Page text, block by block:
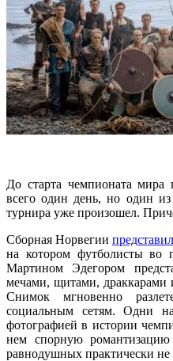
До старта чемпионата мира
всего один день, но один
турнира уже произошел.
Сборная Норвегии
на котором футболисты во
Мартином Эдегором
мечами, щитами, драккарами
Снимок мгновенно
социальным сетям. Одни
фотографией в истории
нем спорную
равнодушных практически не